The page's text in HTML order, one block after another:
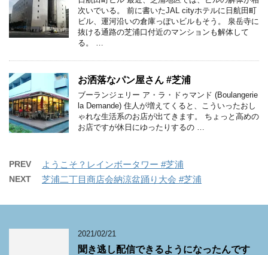
次いでいる。 前に書いたJAL cityホテルに日航田町
ビル、運河沿いの倉庫っぽいビルもそう。 泉岳寺に
抜ける通路の芝浦口付近のマンションも解体して
る。 …
お洒落なパン屋さん #芝浦
ブーランジェリー ア・ラ・ドゥマンド (Boulangerie
la Demande) 住人が増えてくると、こういったおし
ゃれな生活系のお店が出てきます。 ちょっと高めの
お店ですが休日にゆったりするの …
PREV ようこそ？レインボータワー #芝浦
NEXT 芝浦二丁目商店会納涼盆踊り大会 #芝浦
2021/02/21
聞き逃し配信できるようになったんです